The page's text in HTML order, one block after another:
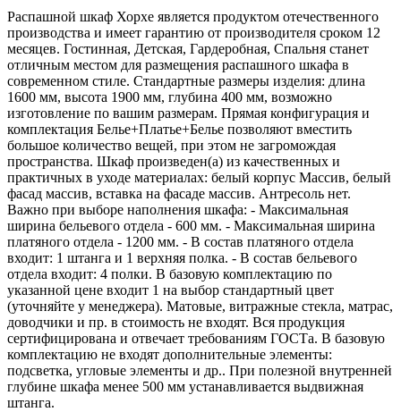
Распашной шкаф Хорхе является продуктом отечественного
производства и имеет гарантию от производителя сроком 12
месяцев. Гостинная, Детская, Гардеробная, Спальня станет
отличным местом для размещения распашного шкафа в
современном стиле. Стандартные размеры изделия: длина
1600 мм, высота 1900 мм, глубина 400 мм, возможно
изготовление по вашим размерам. Прямая конфигурация и
комплектация Белье+Платье+Белье позволяют вместить
большое количество вещей, при этом не загромождая
пространства. Шкаф произведен(а) из качественных и
практичных в уходе материалах: белый корпус Массив, белый
фасад массив, вставка на фасаде массив. Антресоль нет.
Важно при выборе наполнения шкафа: - Максимальная
ширина бельевого отдела - 600 мм. - Максимальная ширина
платяного отдела - 1200 мм. - В состав платяного отдела
входит: 1 штанга и 1 верхняя полка. - В состав бельевого
отдела входит: 4 полки. В базовую комплектацию по
указанной цене входит 1 на выбор стандартный цвет
(уточняйте у менеджера). Матовые, витражные стекла, матрас,
доводчики и пр. в стоимость не входят. Вся продукция
сертифицирована и отвечает требованиям ГОСТа. В базовую
комплектацию не входят дополнительные элементы:
подсветка, угловые элементы и др.. При полезной внутренней
глубине шкафа менее 500 мм устанавливается выдвижная
штанга.